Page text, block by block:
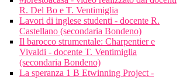
R. Del Bo e T. Ventimiglia
Lavori di inglese studenti - docente R.
Castellano (secondaria Bondeno)
Il barocco strumentale: Charpentier e
Vivaldi - docente T. Ventimiglia
(secondaria Bondeno)
La speranza 1 B Etwinning Project -